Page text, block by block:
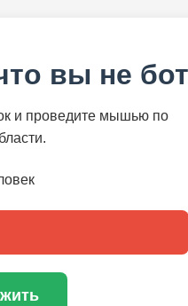
вы не бот
и проведите мышью по